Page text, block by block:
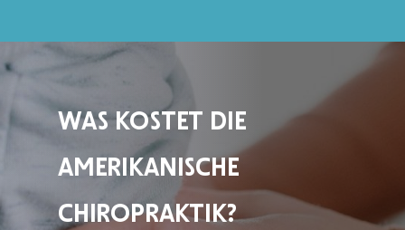
Was kostet die
Amerikanische
Chiropraktik?